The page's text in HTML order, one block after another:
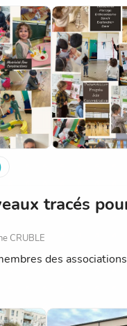
tracés
CRUBLE
des